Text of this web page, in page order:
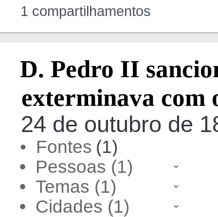
1 compartilhamentos
D. Pedro II
exterminava com
24 de outubro de
• Fontes(1)
•
•
•